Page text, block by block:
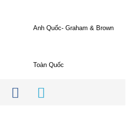
Anh Quốc- Graham & Brown
Toàn Quốc